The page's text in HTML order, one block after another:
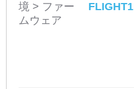
境 > ファー
ムウェア
FLIGHT1